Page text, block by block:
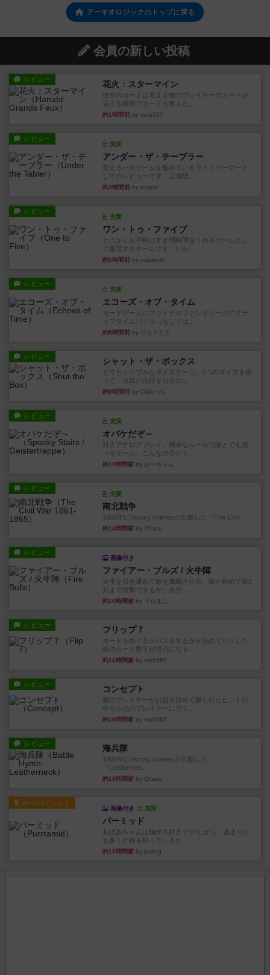
アーキオロジックのトップに戻る
会員の新しい投稿
レビュー 花火：スターマイン
自分のカードは見えず他のプレイヤーのカードが
見える状態でカードを教えた...
約1時間前 by mob567
レビュー
充実
アンダー・ザ・テーブラー
笑えるバカゲームを集めているライトゲーマーと
してのレビューです。正体隠...
約3時間前 by toyota
レビュー
充実
ワン・トゥ・ファイブ
とにかくお手軽にすき間時間をうめるゲームとし
て重宝するゲームです。いわ...
約5時間前 by nabekoh
レビュー
充実
エコーズ・オブ・タイム
カードゲームにファイナルファンタジーのアクテ
ィブタイムバトル（もしくは...
約8時間前 by ジェイとと
レビュー シャット・ザ・ボックス
とてもシンプルなダイスゲーム。2つのダイスを振
って、出目の合計を自分の...
約9時間前 by OSAっち
レビュー
充実
オバケだぞ～
対人アナログプレイ。簡単なルールで誰とでも遊
べるゲーム。こんなの子ども...
約10時間前 by おーちゃん
レビュー
充実
南北戦争
1983年にVictory Gamesが出版した『The Civil ...
約14時間前 by Chaco
レビュー
画像付き
ファイアー・ブルズ / 火牛陣
火牛を引き連れて敵を殲滅させる。縦か斜めで前2
列まで攻撃できるが、自分...
約16時間前 by うらまこ
レビュー フリップ７
カードをめくるかパスをするかを決めてパスした
時のカード数字が得点になる...
約16時間前 by mob567
レビュー コンセプト
親のプレイヤーがお題を決めて限られたヒントの
中から他のプレイヤーに当て...
約16時間前 by mob567
レビュー 海兵隊
1988年にVictory Gamesが出版した
『Leathernec...
約16時間前 by Chaco
ルール/インスト
画像付き 充実
パーミッド
おばあちゃんは猫が大好きです!しかし、あまりに
も多くの猫を飼っているた...
約16時間前 by jurong